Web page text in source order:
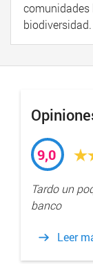
comunidades
biodiversidad.
9,0
Tardo un
banco
Leer